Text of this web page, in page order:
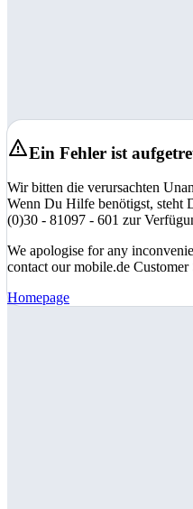
Ein Fehler ist
Wir bitten die verursachten
Wenn Du Hilfe benötigst, steht
(0)30 - 81097 - 601 zur
We apologise for any
contact our mobile.de
Homepage